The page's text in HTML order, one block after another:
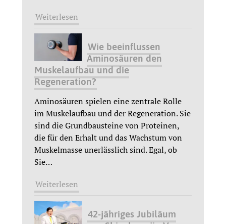
Weiterlesen
Wie beeinflussen
Aminosäuren den
Muskelaufbau und die
Regeneration?
Aminosäuren spielen eine zentrale Rolle
im Muskelaufbau und der Regeneration. Sie
sind die Grundbausteine von Proteinen,
die für den Erhalt und das Wachstum von
Muskelmasse unerlässlich sind. Egal, ob
Sie…
Weiterlesen
42-jähriges Jubiläum